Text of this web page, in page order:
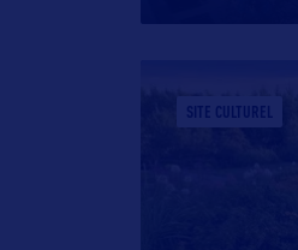
SITE CULTUREL